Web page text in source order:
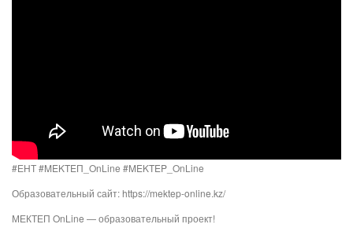
#ЕНТ #MEKTEП_OnLine​ #MEKTEP_OnLine​
Образовательный сайт: https://mektep-online.kz/
МЕКТЕП OnLine — образовательный проект!